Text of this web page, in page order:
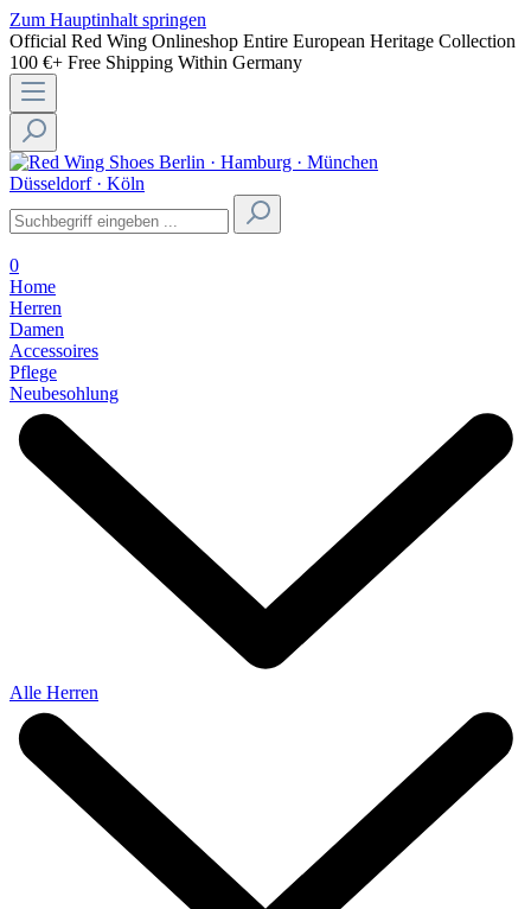
Zum Hauptinhalt springen
Official Red Wing Onlineshop Entire European Heritage Collection
100 €+ Free Shipping Within Germany
Berlin · Hamburg · München
Düsseldorf · Köln
0
Home
Herren
Damen
Accessoires
Pflege
Neubesohlung
Alle Herren